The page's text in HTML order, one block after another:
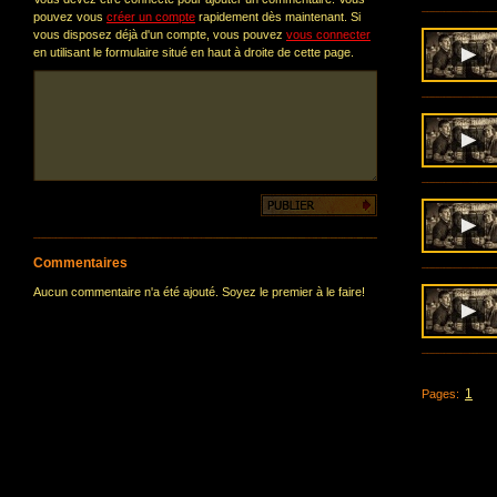
pouvez vous créer un compte rapidement dès maintenant. Si
vous disposez déjà d'un compte, vous pouvez vous connecter
en utilisant le formulaire situé en haut à droite de cette page.
Commentaires
Aucun commentaire n'a été ajouté. Soyez le premier à le faire!
Pages: 1